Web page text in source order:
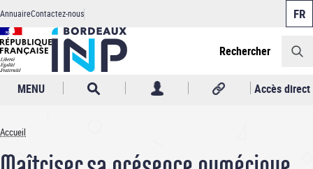
Aller
au
contenu
principal
Header
AnnuaireContactez-nous
Rechercher
MENU Accès direct
Fil
Accueil
Panneau de gestion des cookies